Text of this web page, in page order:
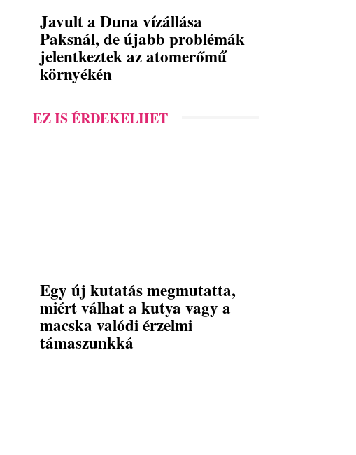
Javult a Duna vízállása
Paksnál, de újabb problémák
jelentkeztek az atomerőmű
környékén
EZ IS ÉRDEKELHET
Egy új kutatás megmutatta,
miért válhat a kutya vagy a
macska valódi érzelmi
támaszunkká